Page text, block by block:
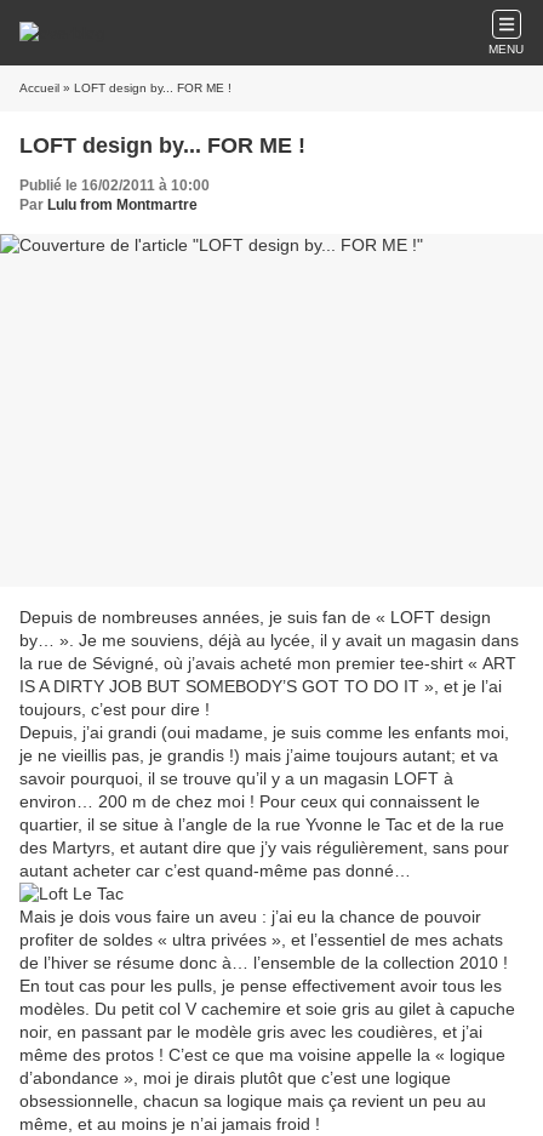
MENU
Accueil » LOFT design by... FOR ME !
LOFT design by... FOR ME !
Publié le 16/02/2011 à 10:00
Par Lulu from Montmartre
Depuis de nombreuses années, je suis fan de « LOFT design
by… ». Je me souviens, déjà au lycée, il y avait un magasin dans
la rue de Sévigné, où j’avais acheté mon premier tee-shirt « ART
IS A DIRTY JOB BUT SOMEBODY’S GOT TO DO IT », et je l’ai
toujours, c’est pour dire !
Depuis, j’ai grandi (oui madame, je suis comme les enfants moi,
je ne vieillis pas, je grandis !) mais j’aime toujours autant; et va
savoir pourquoi, il se trouve qu’il y a un magasin LOFT à
environ… 200 m de chez moi ! Pour ceux qui connaissent le
quartier, il se situe à l’angle de la rue Yvonne le Tac et de la rue
des Martyrs, et autant dire que j’y vais régulièrement, sans pour
autant acheter car c’est quand-même pas donné…
Mais je dois vous faire un aveu : j’ai eu la chance de pouvoir
profiter de soldes « ultra privées », et l’essentiel de mes achats
de l’hiver se résume donc à… l’ensemble de la collection 2010 !
En tout cas pour les pulls, je pense effectivement avoir tous les
modèles. Du petit col V cachemire et soie gris au gilet à capuche
noir, en passant par le modèle gris avec les coudières, et j’ai
même des protos ! C’est ce que ma voisine appelle la « logique
d’abondance », moi je dirais plutôt que c’est une logique
obsessionnelle, chacun sa logique mais ça revient un peu au
même, et au moins je n’ai jamais froid !